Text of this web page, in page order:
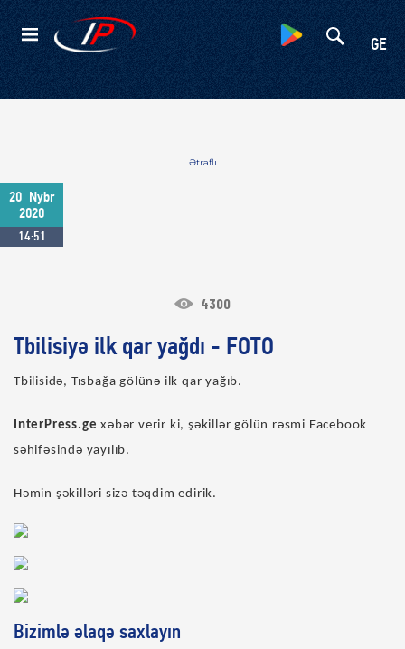
GE
Kateqoriyalar
Ətraflı
20
Nybr
2020
14:51
4300
Tbilisiyə ilk qar yağdı - FOTO
Tbilisidə, Tısbağa gölünə ilk qar yağıb.
InterPress.gexəbər verir ki, şəkillər gölün rəsmi Facebook
səhifəsində yayılıb.
Həmin şəkilləri sizə təqdim edirik.
Bizimlə əlaqə saxlayın